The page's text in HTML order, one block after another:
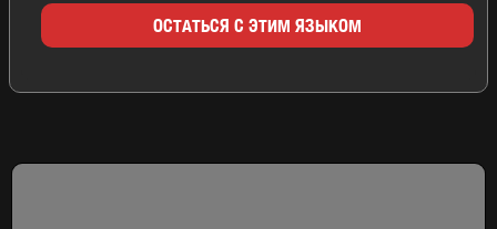
КВЕСТ КОМНАТЫ ENIGMA ZP
ЗАПОРОЖЬЕ
ОСТАТЬСЯ С ЭТИМ ЯЗЫКОМ